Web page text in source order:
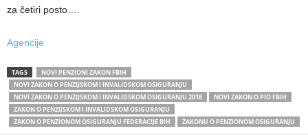
za četiri posto….
Agencije
TAGS
NOVI PENZIONI ZAKON FBIH
NOVI ZAKON O PENZIJSKOM I INVALIDSKOM OSIGURANJU
NOVI ZAKON O PENZIJSKOM I INVALIDSKOM OSIGURANJU 2018
NOVI ZAKON O PIO FBIH
ZAKON O PENZIJSKOM I INVALIDSKOM OSIGURANJU
ZAKON O PENZIONOM OSIGURANJU FEDERACIJE BIH
ZAKONU O PENZIONOM OSIGURANJU